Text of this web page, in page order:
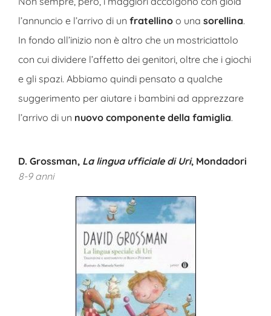
l’annuncio e l’arrivo di un fratellino o una sorellina.
In fondo all’inizio non è altro che un mostriciattolo
con cui dividere l’affetto dei genitori, oltre che i giochi
e gli spazi. Abbiamo quindi pensato a qualche
suggerimento per aiutare i bambini ad apprezzare
l’arrivo di un nuovo componente della famiglia.
D. Grossman, La lingua ufficiale di Uri, Mondadori
8-9 anni